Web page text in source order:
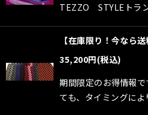
TEZZO STYLEトラ
【在庫限り！今なら
35,200円(税込)
期間限定のお得情報
ても、タイミングに